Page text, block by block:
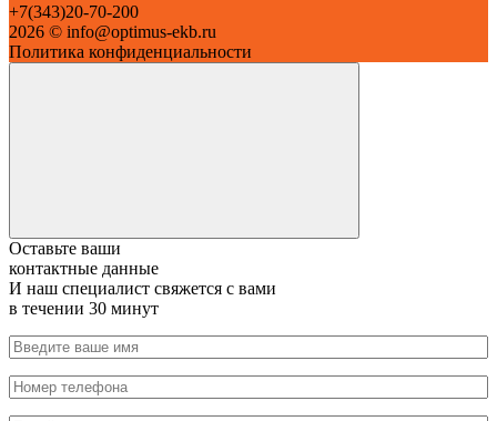
+7(343)20-70-200
2026 © info@optimus-ekb.ru
Политика конфиденциальности
Оставьте ваши
контактные данные
И наш специалист свяжется с вами
в течении 30 минут